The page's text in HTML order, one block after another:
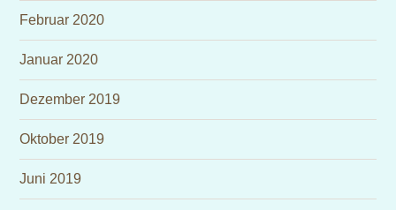
Februar 2020
Januar 2020
Dezember 2019
Oktober 2019
Juni 2019